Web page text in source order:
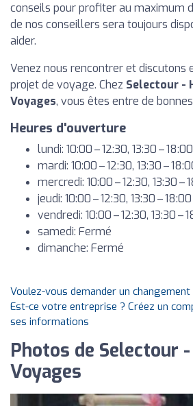
conseils pour profiter au maximum
de nos conseillers sera toujours
aider.
Venez nous rencontrer et discutons
projet de voyage. Chez Selectour -
Voyages, vous êtes entre de
Heures d'ouverture
lundi: 10:00 – 12:30, 13:30 – 18:00
mardi: 10:00 – 12:30, 13:30 –
mercredi: 10:00 – 12:30, 13:30 –
jeudi: 10:00 – 12:30, 13:30 – 18:00
vendredi: 10:00 – 12:30, 13:30 –
samedi: Fermé
dimanche: Fermé
Voulez-vous demander un changement
Est-ce votre entreprise ? Créez un
ses informations
Photos de Selectour
Voyages